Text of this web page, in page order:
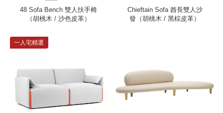
48 Sofa Bench 雙人扶手椅
（胡桃木 / 沙色皮革）
Chieftain Sofa 酋長雙人沙
發（胡桃木 / 黑棕皮革）
一人宅精選